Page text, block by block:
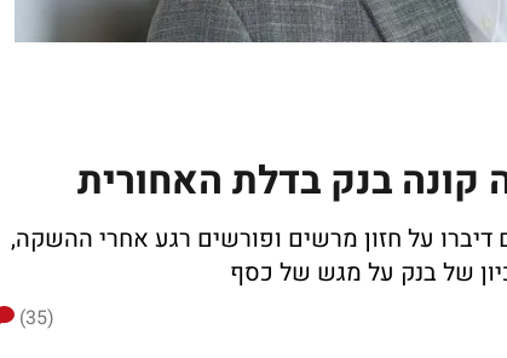
קונה בנק בדלת האחורית
דיברו על חזון מרשים ופורשים רגע אחרי ההשקה,
של בנק על מגש של כסף
(35)